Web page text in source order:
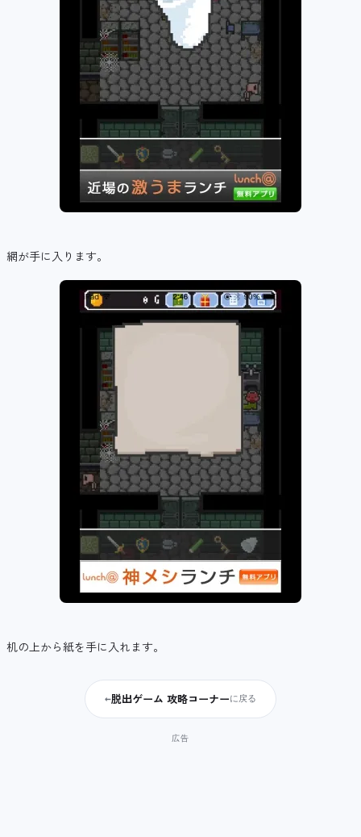
網が手に入ります。
机の上から紙を手に入れます。
←脱出ゲーム 攻略コーナーに戻る